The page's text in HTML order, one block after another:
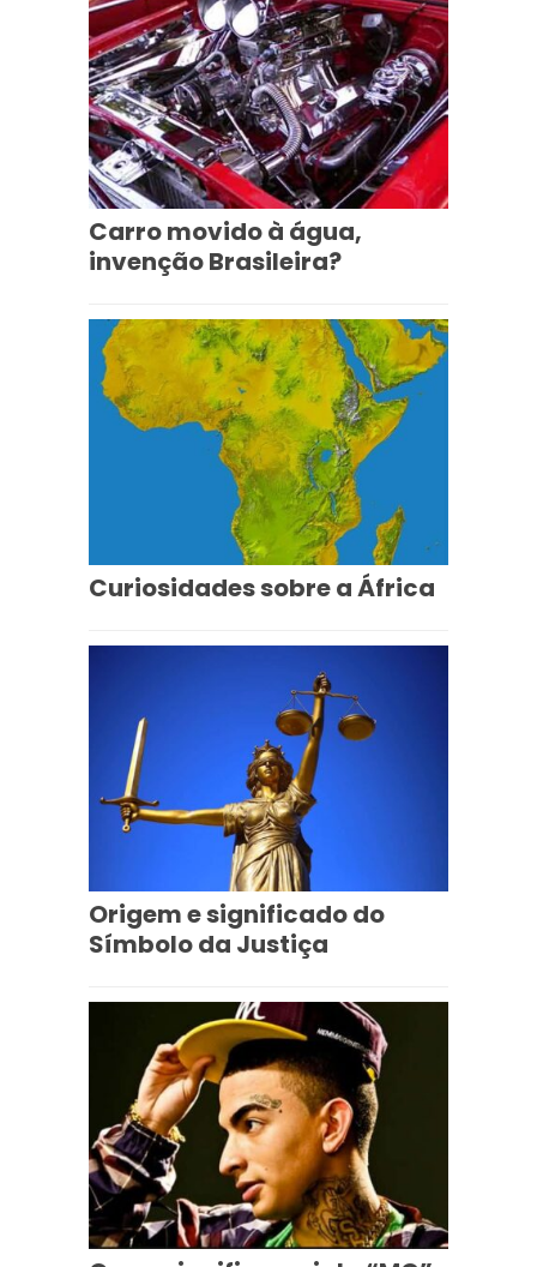
Carro movido à água,
invenção Brasileira?
Curiosidades sobre a África
Origem e significado do
Símbolo da Justiça